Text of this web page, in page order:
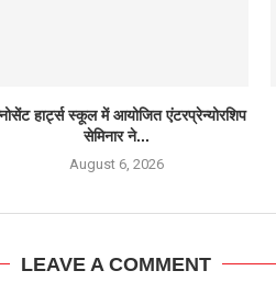
हार्ट्स स्कूल में आयोजित एंटरप्रेन्योरशिप
सेमिनार ने...
August 6, 2026
LEAVE A COMMENT